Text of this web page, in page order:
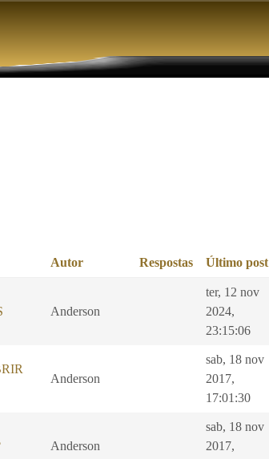
Autor Respostas Último post
Anderson
ter, 12 nov
2024,
23:15:06
Anderson
sab, 18 nov
2017,
17:01:30
Anderson
sab, 18 nov
2017,